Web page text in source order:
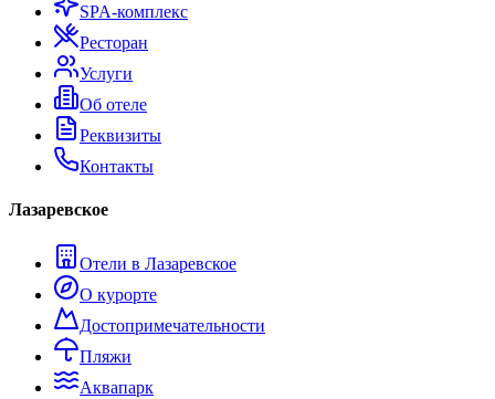
SPA-комплекс
Ресторан
Услуги
Об отеле
Реквизиты
Контакты
Лазаревское
Отели в Лазаревское
О курорте
Достопримечательности
Пляжи
Аквапарк